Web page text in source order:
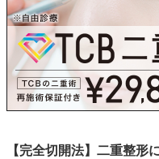
【完全切開法】二重整